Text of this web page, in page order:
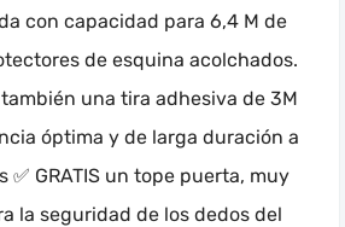
con capacidad para 6,4 M de
de esquina acolchados.
una tira adhesiva de 3M
óptima y de larga duración a
✅ GRATIS un tope puerta, muy
la seguridad de los dedos del